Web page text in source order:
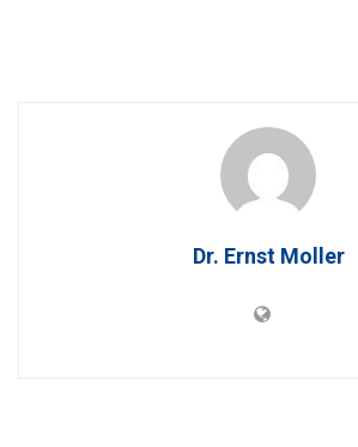
Dr. Ernst Moller